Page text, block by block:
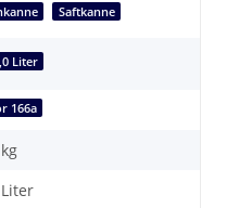
Saftkanne
Liter
166a
kg